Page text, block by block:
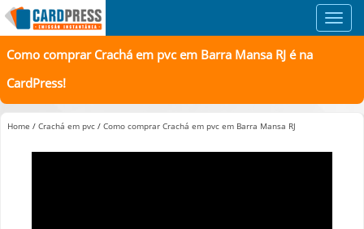
Como comprar Crachá em pvc em Barra Mansa RJ é na
CardPress!
Home / Crachá em pvc / Como comprar Crachá em pvc em Barra Mansa RJ